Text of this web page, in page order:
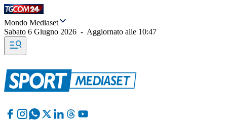
Mondo Mediaset
Sabato 6 Giugno 2026 - Aggiornato alle 10:47